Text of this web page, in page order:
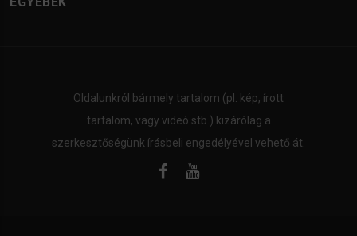
Oldalunkról bármely tartalom (pl. kép, írott
tartalom, vagy videó stb.) kizárólag a
szerkesztőségünk írásbeli engedélyével vehető át.